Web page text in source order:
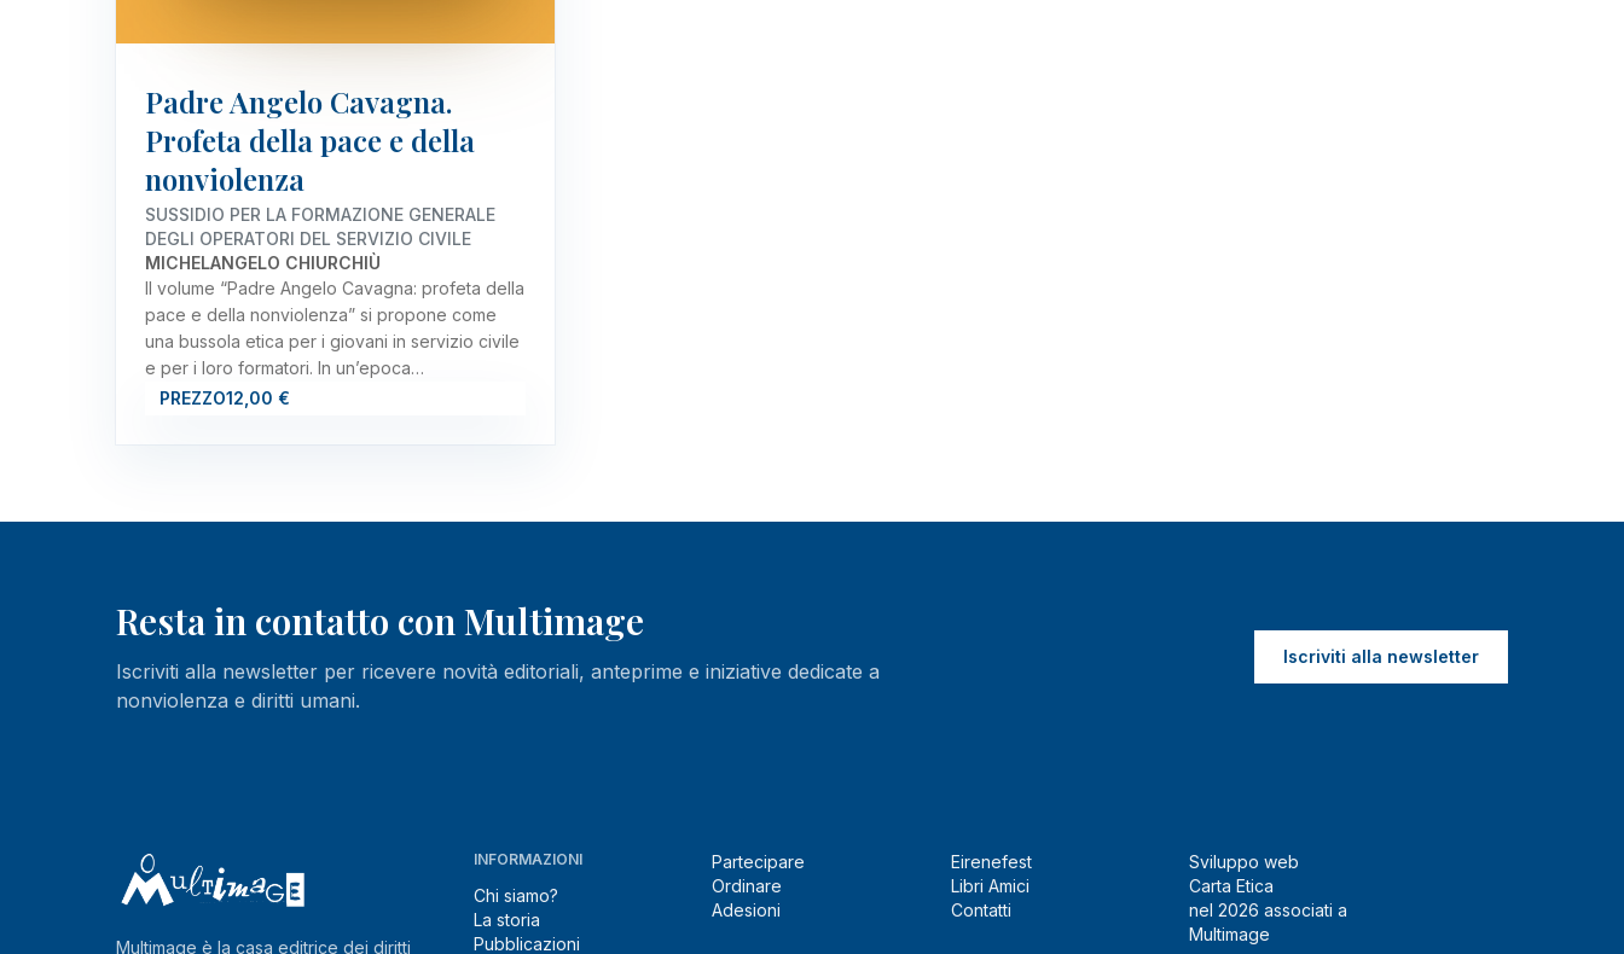
Padre Angelo Cavagna.
Profeta della pace e della
nonviolenza
SUSSIDIO PER LA FORMAZIONE GENERALE
DEGLI OPERATORI DEL SERVIZIO CIVILE
MICHELANGELO CHIURCHIÙ
Il volume “Padre Angelo Cavagna: profeta della
pace e della nonviolenza” si propone come
una bussola etica per i giovani in servizio civile
e per i loro formatori. In un’epoca…
PREZZO12,00 €
Resta in contatto con Multimage
Iscriviti alla newsletter per ricevere novità editoriali, anteprime e iniziative dedicate a
nonviolenza e diritti umani.
Iscriviti alla newsletter
Multimage è la casa editrice dei diritti
INFORMAZIONI
Chi siamo?
La storia
Pubblicazioni
Partecipare
Ordinare
Adesioni
Eirenefest
Libri Amici
Contatti
Sviluppo web
Carta Etica
nel 2026 associati a
Multimage